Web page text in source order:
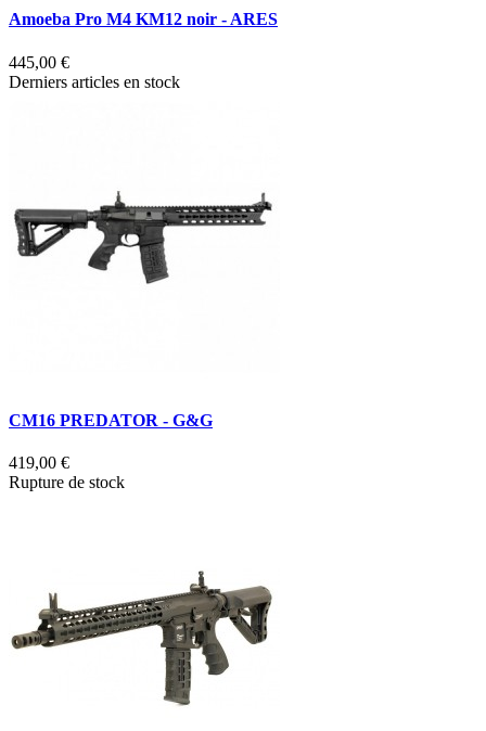
Amoeba Pro M4 KM12 noir - ARES
445,00 €
Derniers articles en stock
CM16 PREDATOR - G&G
419,00 €
Rupture de stock